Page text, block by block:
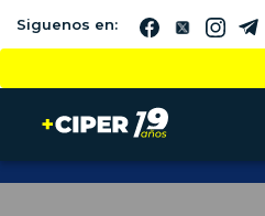
Siguenos en: